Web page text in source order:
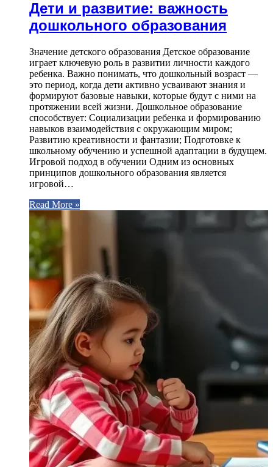
Дети и развитие: важность
дошкольного образования
Значение детского образования Детское образование
играет ключевую роль в развитии личности каждого
ребенка. Важно понимать, что дошкольный возраст —
это период, когда дети активно усваивают знания и
формируют базовые навыки, которые будут с ними на
протяжении всей жизни. Дошкольное образование
способствует: Социализации ребенка и формированию
навыков взаимодействия с окружающим миром;
Развитию креативности и фантазии; Подготовке к
школьному обучению и успешной адаптации в будущем.
Игровой подход в обучении Одним из основных
принципов дошкольного образования является
игровой…
Read More »